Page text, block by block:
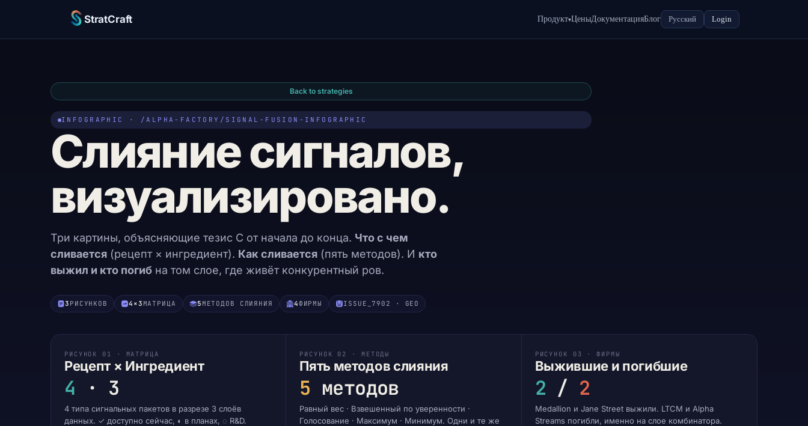
StratCraft Продукт▾ЦеныДокументацияБлог Русский Login
Back to strategies
INFOGRAPHIC · /ALPHA-FACTORY/SIGNAL-FUSION-INFOGRAPHIC
Слияние сигналов,
визуализировано.
Три картины, объясняющие тезис C от начала до конца. Что с чем
сливается (рецепт × ингредиент). Как сливается (пять методов). И кто
выжил и кто погиб на том слое, где живёт конкурентный ров.
3 РИСУНКОВ 4×3 МАТРИЦА 5 МЕТОДОВ СЛИЯНИЯ 4ФИРМЫ ISSUE_7902 · GEO
РИСУНОК 01 · МАТРИЦА
Рецепт × Ингредиент
4 · 3
4 типа сигнальных пакетов в разрезе 3 слоёв
данных. ✓ доступно сейчас, ◐ в планах, ◌ R&D.
РИСУНОК 02 · МЕТОДЫ
Пять методов слияния
5 методов
Равный вес · Взвешенный по уверенности ·
Голосование · Максимум · Минимум. Одни и те же
РИСУНОК 03 · ФИРМЫ
Выжившие и погибшие
2 / 2
Medallion и Jane Street выжили. LTCM и Alpha
Streams погибли, именно на слое комбинатора.